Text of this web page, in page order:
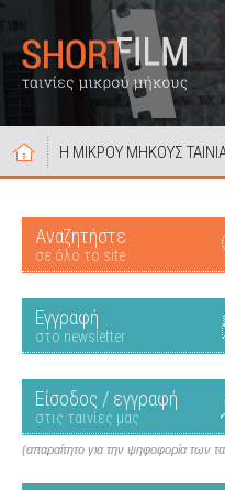
Η ΜΙΚΡΟΥ ΜΗΚΟΥΣ
Αναζητήστε
σε όλο το site
Εγγραφή
στο newsletter
Είσοδος / εγγραφή
στις ταινίες μας
(απαραίτητο για την ψηφοφορία των